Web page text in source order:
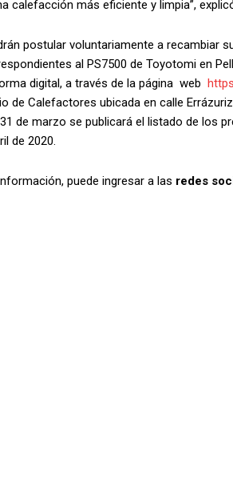
calefacción más eficiente y limpia”,
postular voluntariamente a recambiar
al PS7500 de Toyotomi en
digital, a través de la página web
de Calefactores ubicada en calle
de marzo se publicará el listado de los
de 2020.
puede ingresar a las redes